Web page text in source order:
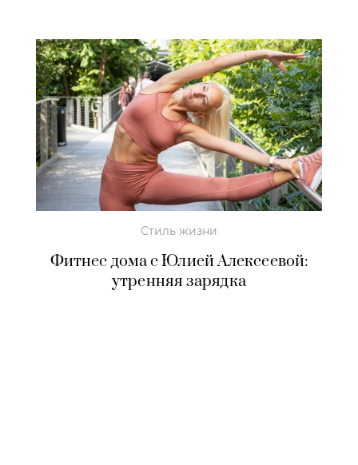
Стиль жизни
Фитнес дома с Юлией Алексеевой:
утренняя зарядка